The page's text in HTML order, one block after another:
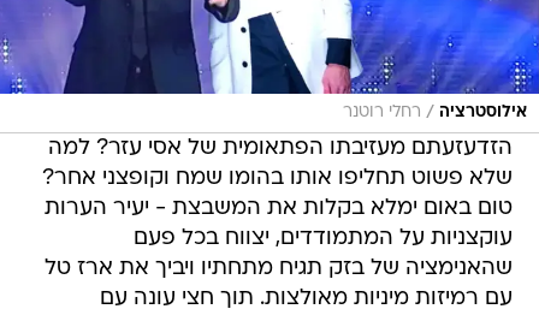
אילוסטרציה / רחלי רוטנר
הזדעזעתם מעזיבתו הפתאומית של אסי עזר? למה
שלא פשוט תחליפו אותו בהומו שמח וקופצני אחר?
טום באום ימלא בקלות את המשבצת - יעיר הערות
עוקצניות על המתמודדים, יצווח בכל פעם
שהאנימציה של בזק תגיח מתחתיו ויביך את ארז טל
עם רמיזות מיניות מאולצות. תוך חצי עונה עם